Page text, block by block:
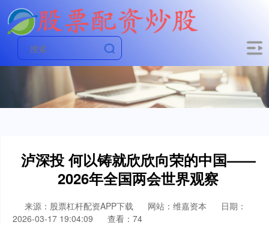
泸深投 何以铸就欣欣向荣的中国——
2026年全国两会世界观察
来源：股票杠杆配资APP下载 网站：维嘉资本
日期：
2026-03-17 19:04:09
查看：74